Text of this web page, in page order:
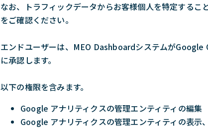
なお、トラフィックデータからお客様個人を特定する
をご確認ください。
エンドユーザーは、MEO Dashboardシステムが
に承認します。
以下の権限を含みます。
Google アナリティクスの管理エンティティの編集
Google アナリティクスの管理エンティティの表示